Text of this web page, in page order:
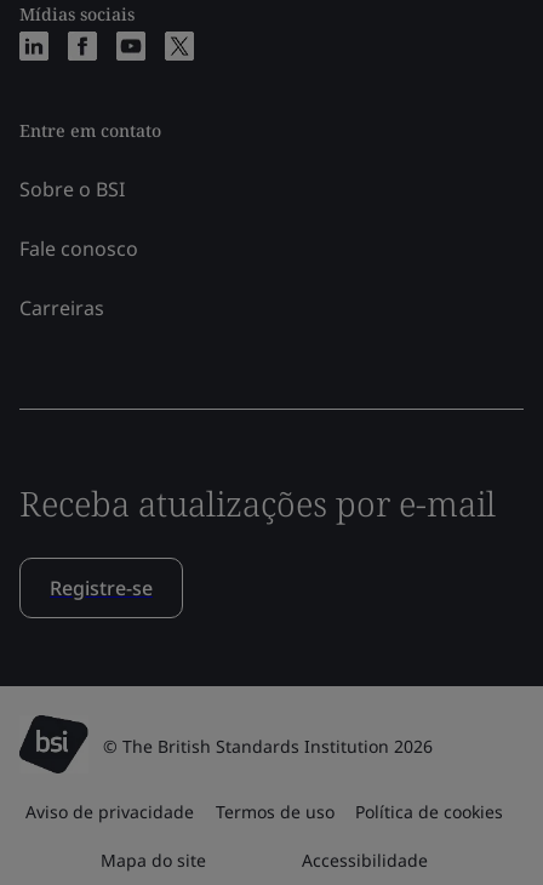
Mídias sociais
Entre em contato
Sobre o BSI
Fale conosco
Carreiras
Receba atualizações por e-mail
Registre-se
© The British Standards Institution 2026
Aviso de privacidade Termos de uso Política de cookies
Mapa do site Accessibilidade